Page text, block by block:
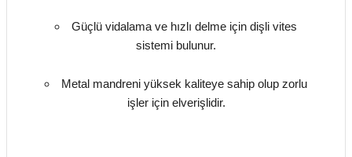
Güçlü vidalama ve hızlı delme için dişli vites
sistemi bulunur.
Metal mandreni yüksek kaliteye sahip olup zorlu
işler için elverişlidir.